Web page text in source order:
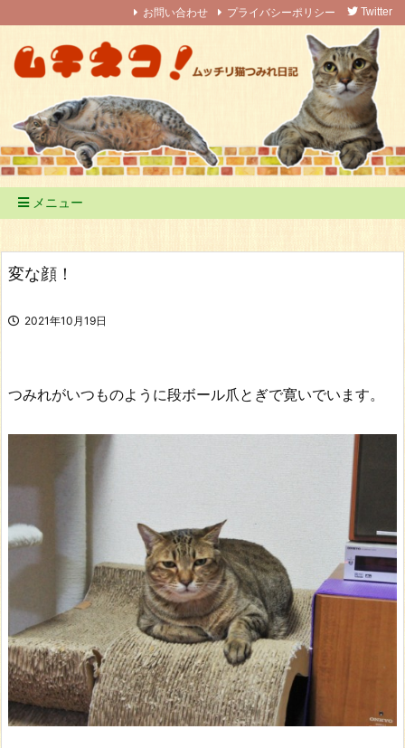
メニュー
お問い合わせ プライバシーポリシー Twitter
変な顔！
2021年10月19日
つみれがいつものように段ボール爪とぎで寛いでいます。